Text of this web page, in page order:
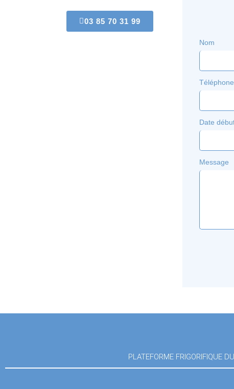
03 85 70 31 99
Nom
Téléphone
Date
Message
PLATEFORME FRIGORIFIQUE